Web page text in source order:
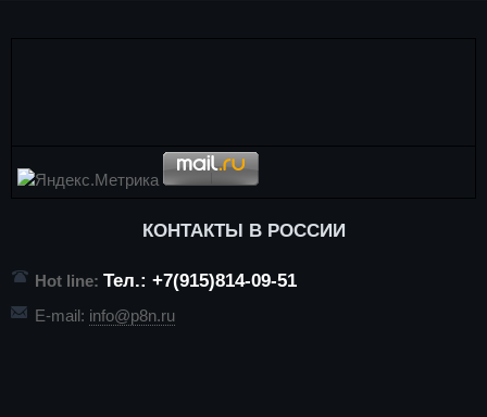
КОНТАКТЫ В РОССИИ
Hot line: Тел.: +7(915)814-09-51
E-mail: info@p8n.ru